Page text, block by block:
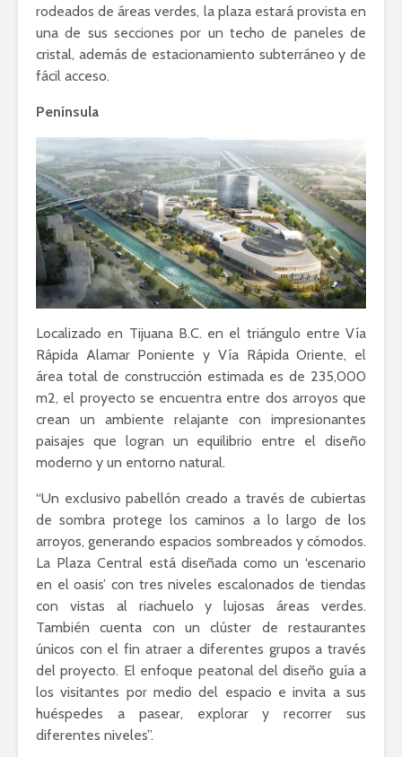
rodeados de áreas verdes, la plaza estará provista en
una de sus secciones por un techo de paneles de
cristal, además de estacionamiento subterráneo y de
fácil acceso.
Península
Localizado en Tijuana B.C. en el triángulo entre Vía
Rápida Alamar Poniente y Vía Rápida Oriente, el
área total de construcción estimada es de 235,000
m2, el proyecto se encuentra entre dos arroyos que
crean un ambiente relajante con impresionantes
paisajes que logran un equilibrio entre el diseño
moderno y un entorno natural.
“Un exclusivo pabellón creado a través de cubiertas
de sombra protege los caminos a lo largo de los
arroyos, generando espacios sombreados y cómodos.
La Plaza Central está diseñada como un ‘escenario
en el oasis’ con tres niveles escalonados de tiendas
con vistas al riachuelo y lujosas áreas verdes.
También cuenta con un clúster de restaurantes
únicos con el fin atraer a diferentes grupos a través
del proyecto. El enfoque peatonal del diseño guía a
los visitantes por medio del espacio e invita a sus
huéspedes a pasear, explorar y recorrer sus
diferentes niveles”.